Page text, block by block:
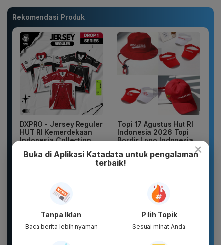
Rekomendasi Produk
DXPRO - Jersey Reguler
HUT RI Kemerdekaan
Indonesia Collection
Topi 17 Agustus Hut RI
Indonesia 2026 Topi
Bordir Logo Indonesia×
Buka di Aplikasi Katadata untuk pengalaman
terbaik!
Tanpa Iklan
Baca berita lebih nyaman
Pilih Topik
Sesuai minat Anda